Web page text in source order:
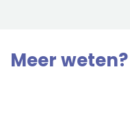
Meer weten?